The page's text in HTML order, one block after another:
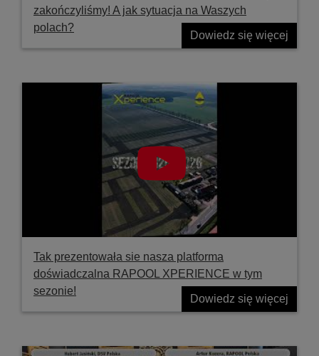
zakończyliśmy! A jak sytuacja na Waszych
polach?
Dowiedz się więcej
Tak prezentowała sie nasza platforma
doświadczalna RAPOOL XPERIENCE w tym
sezonie!
Dowiedz się więcej